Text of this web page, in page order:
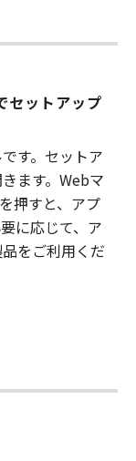
セットアップ
す。セットア
ます。Webマ
押すと、アプ
に応じて、ア
をご利用くだ